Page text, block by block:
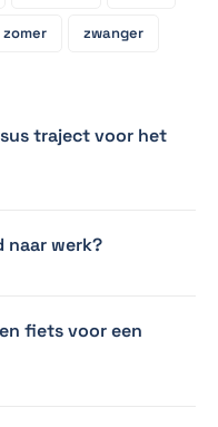
zomer zwanger
traject voor het
naar werk?
fiets voor een